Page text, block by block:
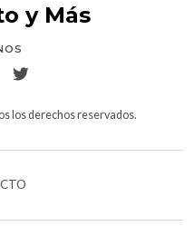
y Más
los derechos reservados.